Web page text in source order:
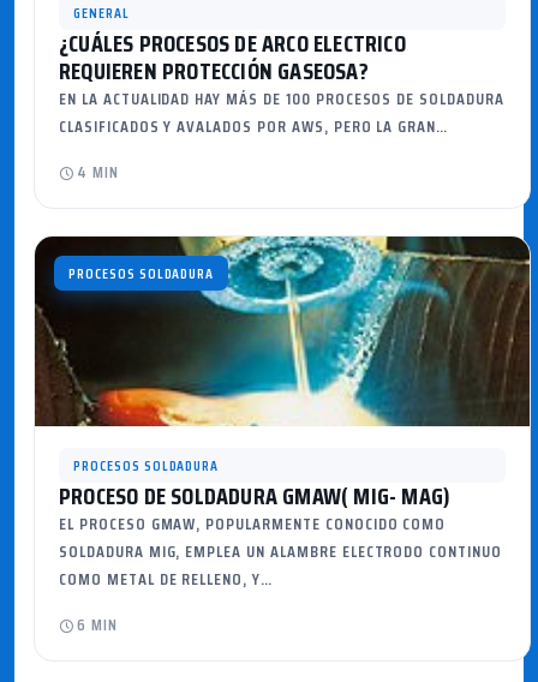
GENERAL
¿CUÁLES PROCESOS DE ARCO ELECTRICO
REQUIEREN PROTECCIÓN GASEOSA?
EN LA ACTUALIDAD HAY MÁS DE 100 PROCESOS DE SOLDADURA
CLASIFICADOS Y AVALADOS POR AWS, PERO LA GRAN…
4 MIN
PROCESOS SOLDADURA
PROCESOS SOLDADURA
PROCESO DE SOLDADURA GMAW( MIG- MAG)
EL PROCESO GMAW, POPULARMENTE CONOCIDO COMO
SOLDADURA MIG, EMPLEA UN ALAMBRE ELECTRODO CONTINUO
COMO METAL DE RELLENO, Y…
6 MIN